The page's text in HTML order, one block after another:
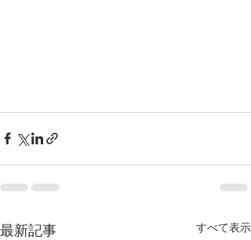
最新記事 すべて表示